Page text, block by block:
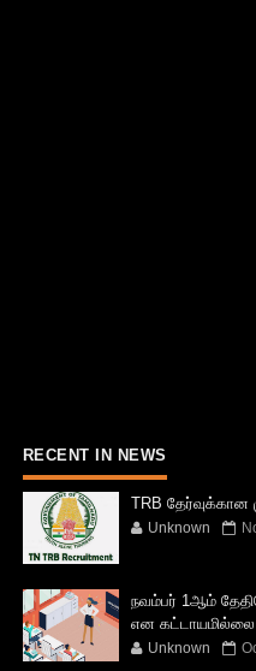
RECENT IN NEWS
TRB தேர்வுக்கான
Unknown
நவம்பர் 1ஆம்
என கட்டாயமில்லை
Unknown